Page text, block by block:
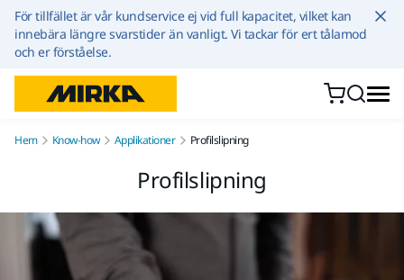
Hoppa till innehållet
För tillfället är vår kundservice ej vid full kapacitet, vilket kan
innebära längre svarstider än vanligt. Vi tackar för ert tålamod
och er förståelse.
Hem Know-how Applikationer Profilslipning
Profilslipning